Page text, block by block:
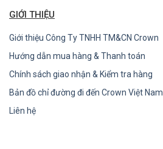
GIỚI THIỆU
Giới thiệu Công Ty TNHH TM&CN Crown
Hướng dẫn mua hàng & Thanh toán
Chính sách giao nhận & Kiểm tra hàng
Bản đồ chỉ đường đi đến Crown Việt Nam
Liên hệ